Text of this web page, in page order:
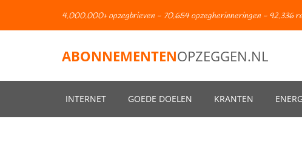
4.000.000+ opzegbrieven - 70.654 opzegherinneringen - 92.336
ABONNEMENTENOPZEGGEN.NL
INTERNET GOEDE DOELEN KRANTEN